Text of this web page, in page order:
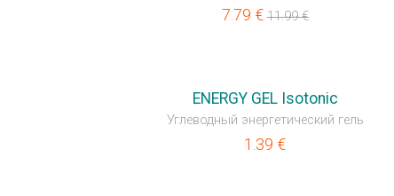
7.79 €11.99€
ENERGY GEL Isotonic
Углеводный энергетический гель
1.39 €